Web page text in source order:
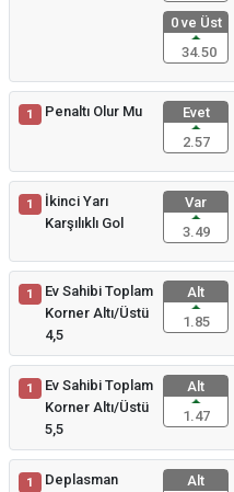
0 ve Üst
34.50
1 Penaltı Olur Mu
Evet
2.57
1
İkinci Yarı
Karşılıklı Gol
Var
3.49
1
Ev Sahibi Toplam
Korner Altı/Üstü
4,5
Alt
1.85
1
Ev Sahibi Toplam
Korner Altı/Üstü
5,5
Alt
1.47
1
Deplasman
Alt